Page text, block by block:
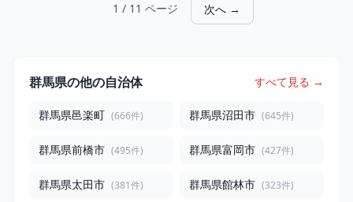
1 / 11 ページ 次へ →
群馬県の他の自治体 すべて見る →
群馬県邑楽町 (666件) 群馬県沼田市 (645件)
群馬県前橋市 (495件) 群馬県富岡市 (427件)
群馬県太田市 (381件) 群馬県館林市 (323件)